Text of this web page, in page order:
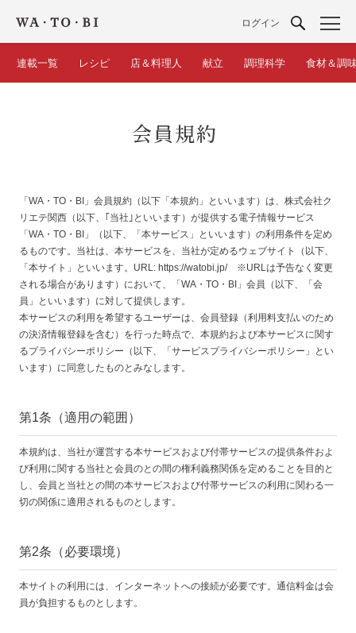
ログイン
連載一覧 レシピ 店＆料理人 献立 調理科学 食材＆調
会員規約
「WA・TO・BI」会員規約（以下「本規約」といいます）は、株式会社ク
リエテ関西（以下、｢当社｣といいます）が提供する電子情報サービス
「WA・TO・BI」（以下、「本サービス」といいます）の利用条件を定め
るものです。当社は、本サービスを、当社が定めるウェブサイト（以下、
「本サイト」といいます。URL: https://watobi.jp/ ※URLは予告なく変更
される場合があります）において、「WA・TO・BI」会員（以下、「会
員」といいます）に対して提供します。
本サービスの利用を希望するユーザーは、会員登録（利用料支払いのため
の決済情報登録を含む）を行った時点で、本規約および本サービスに関す
るプライバシーポリシー（以下、「サービスプライバシーポリシー」とい
います）に同意したものとみなします。
第1条（適用の範囲）
本規約は、当社が運営する本サービスおよび付帯サービスの提供条件およ
び利用に関する当社と会員のとの間の権利義務関係を定めることを目的と
し、会員と当社との間の本サービスおよび付帯サービスの利用に関わる一
切の関係に適用されるものとします。
第2条（必要環境）
本サイトの利用には、インターネットへの接続が必要です。通信料金は会
員が負担するものとします。